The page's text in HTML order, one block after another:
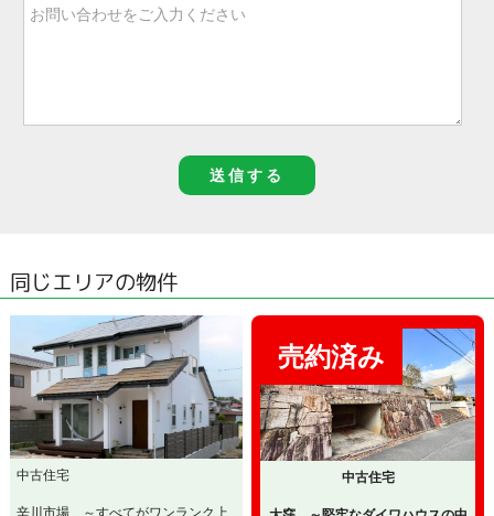
同じエリアの物件
中古住宅
辛川市場 ～すべてがワンランク上
中古住宅